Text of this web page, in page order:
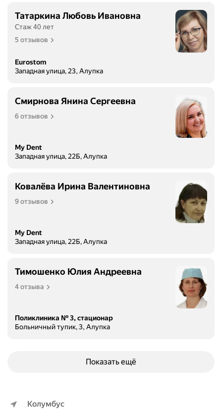
Татаркина Любовь Ивановна
Стаж 40 лет
5 отзывов
Eurostom
Западная улица, 23, Алупка
Смирнова Янина Сергеевна
6 отзывов
My Dent
Западная улица, 22Б, Алупка
Ковалёва Ирина Валентиновна
9 отзывов
My Dent
Западная улица, 22Б, Алупка
Тимошенко Юлия Андреевна
4 отзыва
Поликлиника № 3, стационар
Больничный тупик, 3, Алупка
Показать ещё
Колумбус